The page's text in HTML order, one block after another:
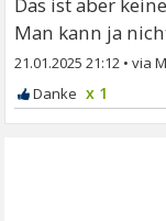
Das ist aber
Man kann ja
21.01.2025 21:12 •
x 1